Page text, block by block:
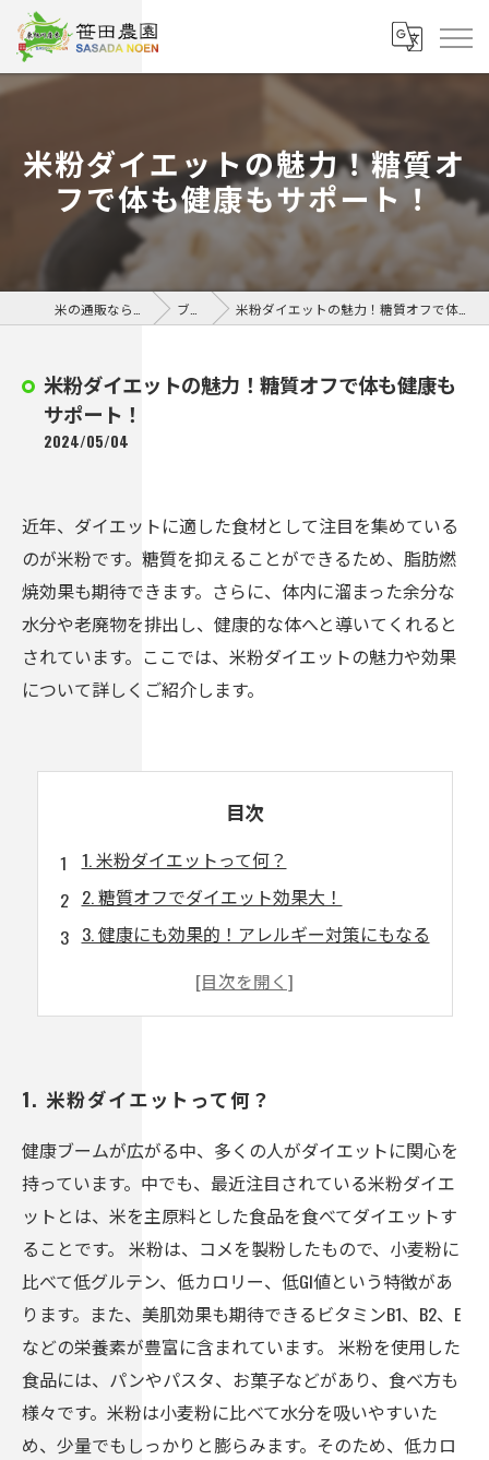
米粉ダイエットの魅力！糖質オ
フで体も健康もサポート！
ブログ 米粉ダイエットの魅力！糖質オフで体も健康もサポート！
米粉ダイエットの魅力！糖質オフで体も健康も
サポート！
2024/05/04
近年、ダイエットに適した食材として注目を集めている
のが米粉です。糖質を抑えることができるため、脂肪燃
焼効果も期待できます。さらに、体内に溜まった余分な
水分や老廃物を排出し、健康的な体へと導いてくれると
されています。ここでは、米粉ダイエットの魅力や効果
について詳しくご紹介します。
目次
1. 米粉ダイエットって何？
2. 糖質オフでダイエット効果大！
3. 健康にも効果的！アレルギー対策にもなる
4. 米粉レシピで美味しくダイエット
1. 米粉ダイエットって何？
健康ブームが広がる中、多くの人がダイエットに関心を
持っています。中でも、最近注目されている米粉ダイエ
ットとは、米を主原料とした食品を食べてダイエットす
ることです。 米粉は、コメを製粉したもので、小麦粉に
比べて低グルテン、低カロリー、低GI値という特徴があ
ります。また、美肌効果も期待できるビタミンB1、B2、E
などの栄養素が豊富に含まれています。 米粉を使用した
食品には、パンやパスタ、お菓子などがあり、食べ方も
様々です。米粉は小麦粉に比べて水分を吸いやすいた
め、少量でもしっかりと膨らみます。そのため、低カロ